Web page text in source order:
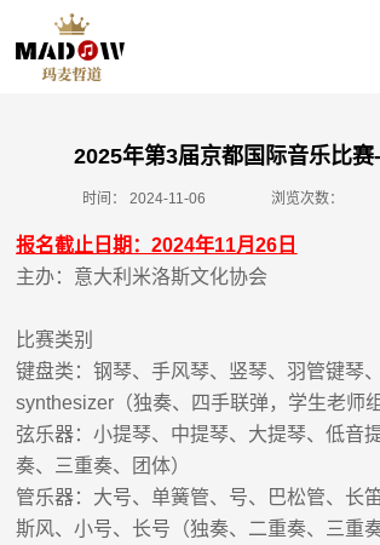
2025年第3届京都国际音乐比赛
时间： 2024-11-06 浏览次数：
报名截止日期：2024年11月26 日
主办：意大利米洛斯文化协会
比赛类别
键盘类 ：钢琴、手风琴、竖琴、羽管键琴
synthesizer （独奏、四手联弹，学生老师
弦乐器：小提琴、中提琴、大提琴、低音
奏、三重奏、团体）
管乐器：大号、单簧管、号、巴松管、长
斯风、小号、长号（独奏、二重奏、三重